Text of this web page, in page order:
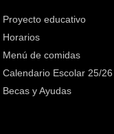
Proyecto educativo
Horarios
Menú de comidas
Calendario Escolar 25/26
Becas y Ayudas